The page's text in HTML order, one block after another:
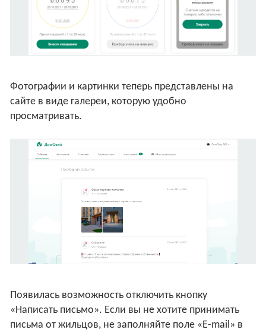
Фотографии и картинки теперь представлены на
сайте в виде галереи, которую удобно
просматривать.
Появилась возможность отключить кнопку
«Написать письмо». Если вы не хотите принимать
письма от жильцов, не заполняйте поле «E-mail» в